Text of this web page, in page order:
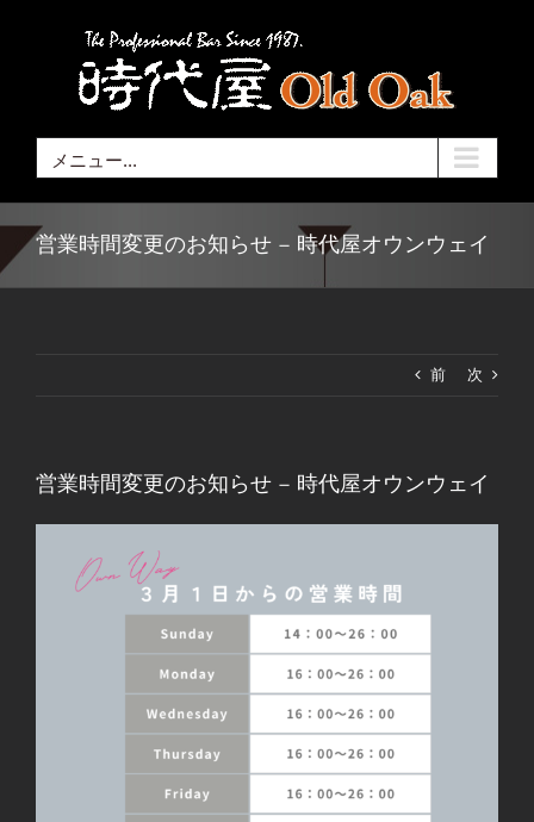
メニュー...
営業時間変更のお知らせ – 時代屋オウンウェイ
前 次
営業時間変更のお知らせ – 時代屋オウンウェイ